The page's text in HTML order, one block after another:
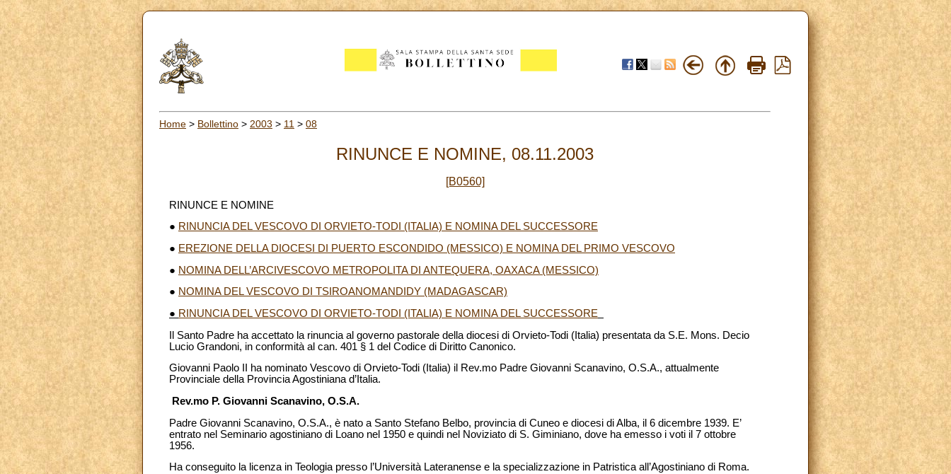
Home > Bollettino > 2003 > 11 > 08
RINUNCE E NOMINE, 08.11.2003
[B0560]
RINUNCE E NOMINE
● RINUNCIA DEL VESCOVO DI ORVIETO-TODI (ITALIA) E NOMINA DEL SUCCESSORE
● EREZIONE DELLA DIOCESI DI PUERTO ESCONDIDO (MESSICO) E NOMINA DEL PRIMO VESCOVO
● NOMINA DELL’ARCIVESCOVO METROPOLITA DI ANTEQUERA, OAXACA (MESSICO)
● NOMINA DEL VESCOVO DI TSIROANOMANDIDY (MADAGASCAR)
● RINUNCIA DEL VESCOVO DI ORVIETO-TODI (ITALIA) E NOMINA DEL SUCCESSORE
Il Santo Padre ha accettato la rinuncia al governo pastorale della diocesi di Orvieto-Todi (Italia) presentata da S.E. Mons. Decio
Lucio Grandoni, in conformità al can. 401 § 1 del Codice di Diritto Canonico.
Giovanni Paolo II ha nominato Vescovo di Orvieto-Todi (Italia) il Rev.mo Padre Giovanni Scanavino, O.S.A., attualmente
Provinciale della Provincia Agostiniana d’Italia.
Rev.mo P. Giovanni Scanavino, O.S.A.
Padre Giovanni Scanavino, O.S.A., è nato a Santo Stefano Belbo, provincia di Cuneo e diocesi di Alba, il 6 dicembre 1939. E’
entrato nel Seminario agostiniano di Loano nel 1950 e quindi nel Noviziato di S. Giminiano, dove ha emesso i voti il 7 ottobre
1956.
Ha conseguito la licenza in Teologia presso l’Università Lateranense e la specializzazione in Patristica all’Agostiniano di Roma.